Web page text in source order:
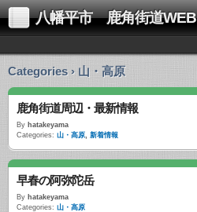
八幡平市 鹿角街道WEB
Categories › 山・高原
鹿角街道周辺・最新情報
By hatakeyama
Categories: 山・高原, 新着情報
早春の阿弥陀岳
By hatakeyama
Categories: 山・高原